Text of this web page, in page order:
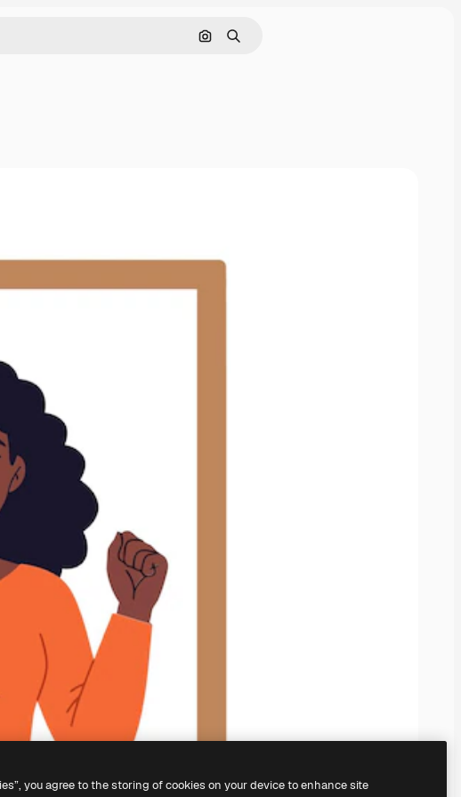
Nach Bild suchen
Suchen
you agree to the storing of cookies on your device to enhance site